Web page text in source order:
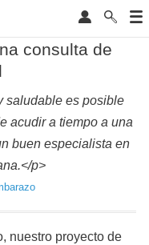
consulta de
saludable es posible
acudir a tiempo a una
buen especialista en
p>
nuestro proyecto de